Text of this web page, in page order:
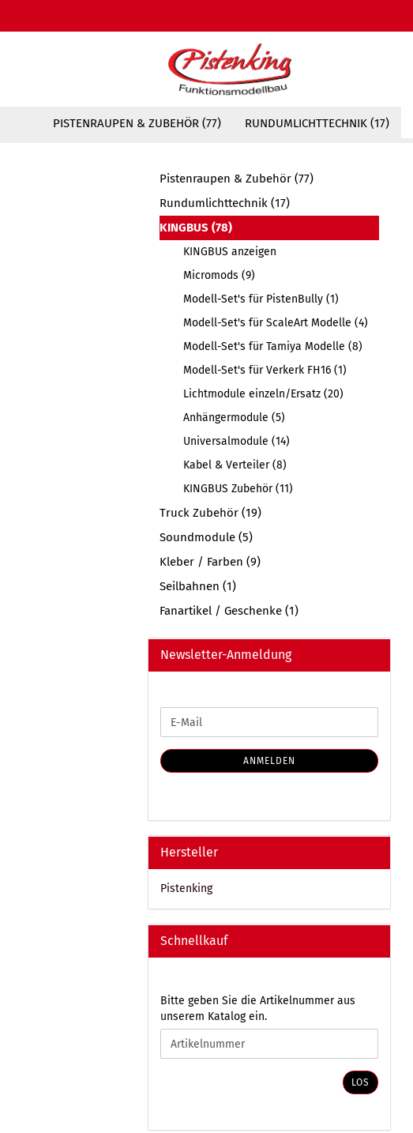
PISTENRAUPEN & ZUBEHÖR (77) RUNDUMLICHTTECHNIK (17)
Pistenraupen & Zubehör (77)
Rundumlichttechnik (17)
KINGBUS (78)
KINGBUS anzeigen
Micromods (9)
Modell-Set's für PistenBully (1)
Modell-Set's für ScaleArt Modelle (4)
Modell-Set's für Tamiya Modelle (8)
Modell-Set's für Verkerk FH16 (1)
Lichtmodule einzeln/Ersatz (20)
Anhängermodule (5)
Universalmodule (14)
Kabel & Verteiler (8)
KINGBUS Zubehör (11)
Truck Zubehör (19)
Soundmodule (5)
Kleber / Farben (9)
Seilbahnen (1)
Fanartikel / Geschenke (1)
Newsletter-Anmeldung
ZUR
ANMELDUNG
E-
Mail
ANMELDEN
Hersteller
Pistenking
Schnellkauf
BITTE
GEBEN
SIE
DIE
ARTIKELNUMMER
Bitte geben Sie die Artikelnummer aus
unserem Katalog ein.
LOS